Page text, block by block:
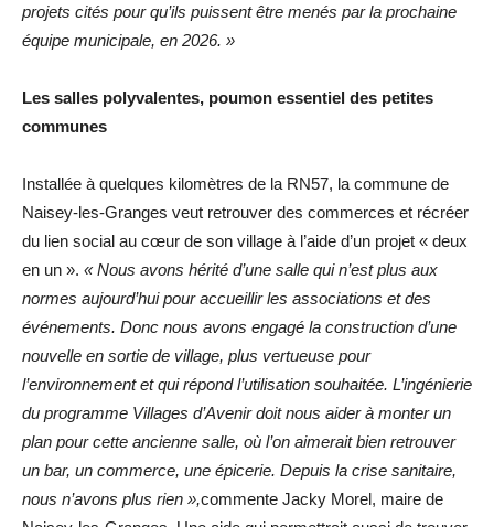
projets cités pour qu’ils puissent être menés par la prochaine
équipe municipale, en 2026. »
Les salles polyvalentes, poumon essentiel des petites
communes
Installée à quelques kilomètres de la RN57, la commune de
Naisey-les-Granges veut retrouver des commerces et récréer
du lien social au cœur de son village à l’aide d’un projet « deux
en un ». « Nous avons hérité d’une salle qui n’est plus aux
normes aujourd’hui pour accueillir les associations et des
événements. Donc nous avons engagé la construction d’une
nouvelle en sortie de village, plus vertueuse pour
l’environnement et qui répond l’utilisation souhaitée. L’ingénierie
du programme Villages d’Avenir doit nous aider à monter un
plan pour cette ancienne salle, où l’on aimerait bien retrouver
un bar, un commerce, une épicerie. Depuis la crise sanitaire,
nous n’avons plus rien »,commente Jacky Morel, maire de